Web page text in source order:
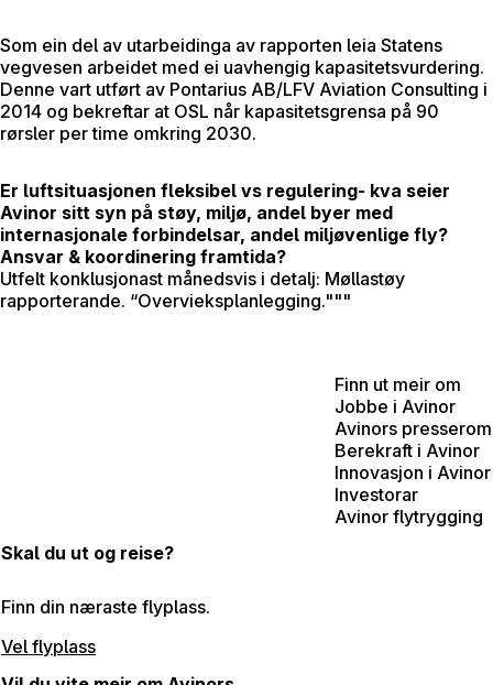
Som ein del av utarbeidinga av rapporten leia Statens
vegvesen arbeidet med ei uavhengig kapasitetsvurdering.
Denne vart utført av Pontarius AB/LFV Aviation Consulting i
2014 og bekreftar at OSL når kapasitetsgrensa på 90
rørsler per time omkring 2030.
Er luftsituasjonen fleksibel vs regulering- kva seier
Avinor sitt syn på støy, miljø, andel byer med
internasjonale forbindelsar, andel miljøvenlige fly?
Ansvar & koordinering framtida?
Utfelt konklusjonast månedsvis i detalj: Møllastøy
rapporterande. “Overvieksplanlegging."""
Finn ut meir om
Jobbe i Avinor
Avinors presserom
Berekraft i Avinor
Innovasjon i Avinor
Investorar
Avinor flytrygging
Skal du ut og reise?
Finn din næraste flyplass.
Vel flyplass